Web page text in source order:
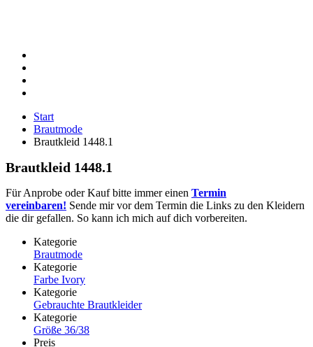
Start
Brautmode
Brautkleid 1448.1
Brautkleid 1448.1
Für Anprobe oder Kauf bitte immer einen Termin
vereinbaren! Sende mir vor dem Termin die Links zu den Kleidern
die dir gefallen. So kann ich mich auf dich vorbereiten.
Kategorie
Brautmode
Kategorie
Farbe Ivory
Kategorie
Gebrauchte Brautkleider
Kategorie
Größe 36/38
Preis